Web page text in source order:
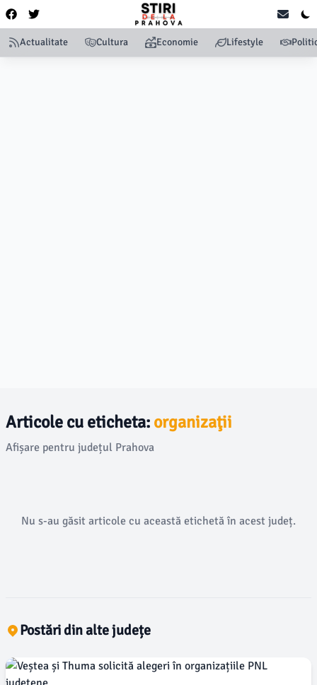
Actualitate Cultura Economie Lifestyle
Articole cu eticheta: organizaţii
Afișare pentru județul Prahova
Nu s-au găsit articole cu această etichetă în acest județ.
Postări din alte județe